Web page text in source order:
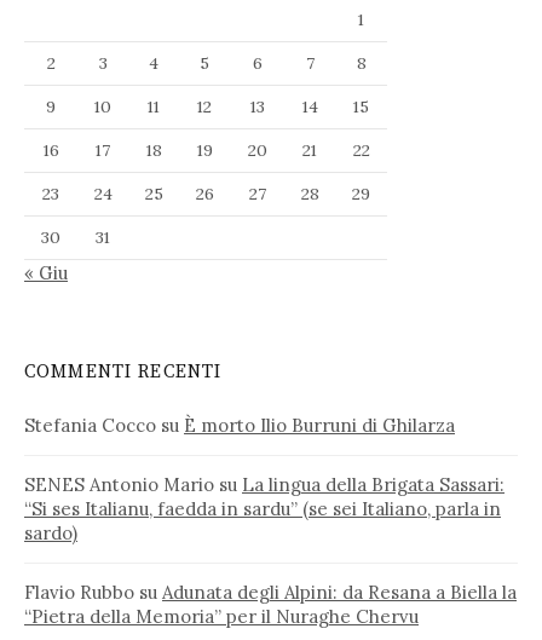
1
2
3 4 5 6 7
8
9
10 11 12 13 14
15
16
17 18 19 20 21
22
23
24 25 26 27 28
29
30
31
« Giu
COMMENTI RECENTI
Stefania Cocco su È morto Ilio Burruni di Ghilarza
SENES Antonio Mario su La lingua della Brigata Sassari:
“Si ses Italianu, faedda in sardu” (se sei Italiano, parla in
sardo)
Flavio Rubbo su Adunata degli Alpini: da Resana a Biella la
“Pietra della Memoria” per il Nuraghe Chervu